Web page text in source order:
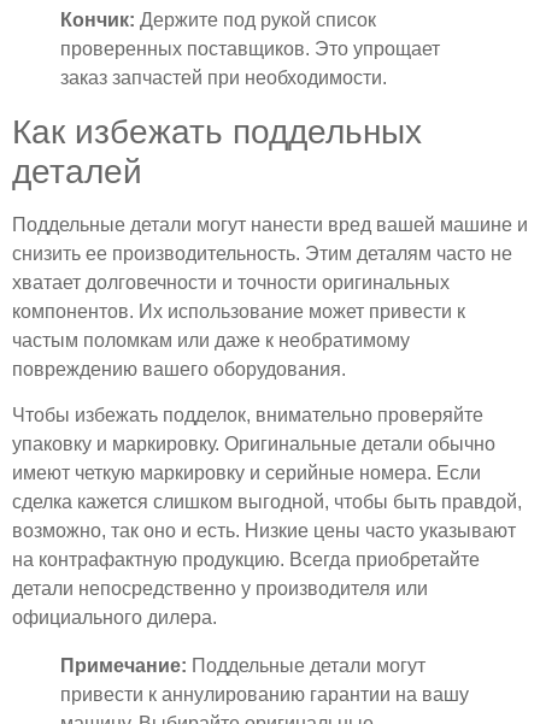
Кончик: Держите под рукой список
проверенных поставщиков. Это упрощает
заказ запчастей при необходимости.
Как избежать поддельных
деталей
Поддельные детали могут нанести вред вашей машине и
снизить ее производительность. Этим деталям часто не
хватает долговечности и точности оригинальных
компонентов. Их использование может привести к
частым поломкам или даже к необратимому
повреждению вашего оборудования.
Чтобы избежать подделок, внимательно проверяйте
упаковку и маркировку. Оригинальные детали обычно
имеют четкую маркировку и серийные номера. Если
сделка кажется слишком выгодной, чтобы быть правдой,
возможно, так оно и есть. Низкие цены часто указывают
на контрафактную продукцию. Всегда приобретайте
детали непосредственно у производителя или
официального дилера.
Примечание: Поддельные детали могут
привести к аннулированию гарантии на вашу